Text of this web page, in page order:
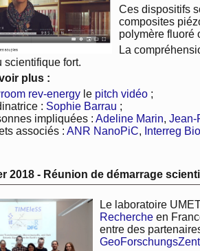
Ces dispositifs
composites
polymère fluoré
La
scientifique fort.
plus :
rev-energy le pitch vidéo ;
: Sophie Barrau ;
impliquées : Adeline Marin, Jean-
associés : ANR NanoPiC, Interreg
2018 - Réunion de démarrage
Le laboratoire
Recherche en
entre des